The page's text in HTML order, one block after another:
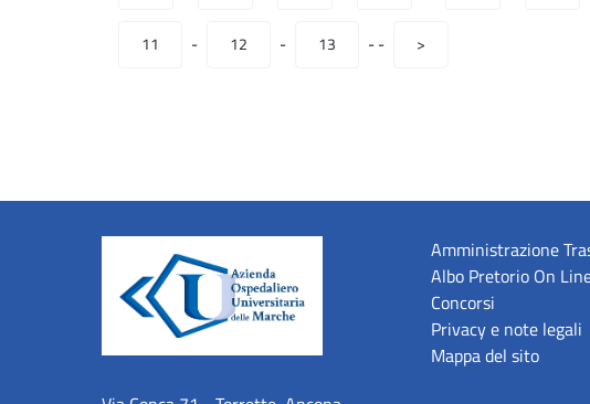
11 - 12 - 13 -- >
Amministrazione
Albo Pretorio On
Concorsi
Privacy e note legali
Mappa del sito